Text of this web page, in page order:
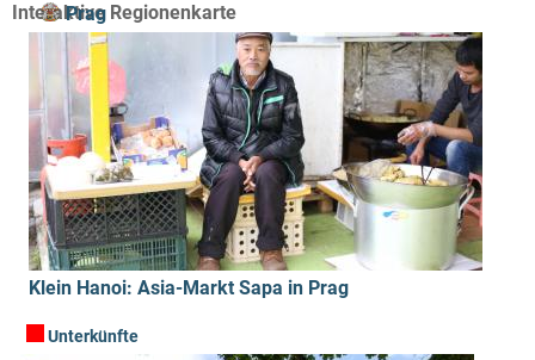
Interaktive Regionenkarte
Prag
Klein Hanoi: Asia-Markt Sapa in Prag
Unterkünfte
Unterkünfte